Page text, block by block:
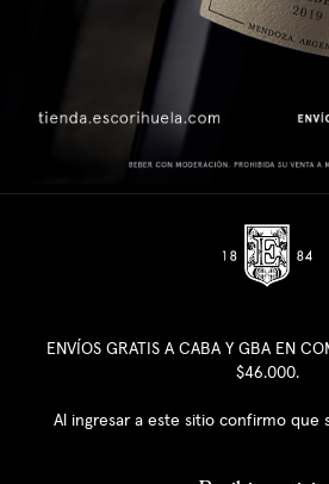
ENVÍOS GRATIS A CABA Y GBA EN
$46.000.
Al ingresar a este sitio confirmo que